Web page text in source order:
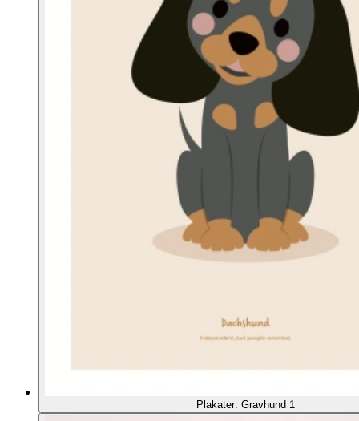
Plakater: Gravhund 1